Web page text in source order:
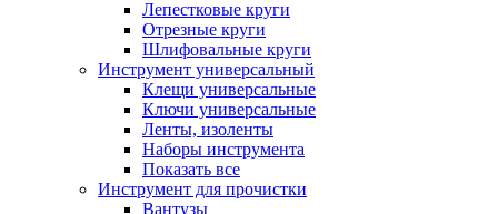
Лепестковые круги
Отрезные круги
Шлифовальные круги
Инструмент универсальный
Клещи универсальные
Ключи универсальные
Ленты, изоленты
Наборы инструмента
Показать все
Инструмент для прочистки
Вантузы